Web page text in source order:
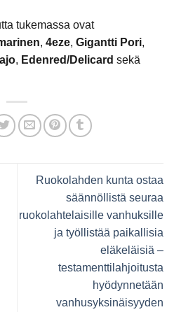
tukemassa ovat
, 4eze, Gigantti Pori,
, Edenred/Delicard sekä
Ruokolahden kunta ostaa
säännöllistä seuraa
ruokolahtelaisille vanhuksille
ja työllistää paikallisia
eläkeläisiä –
testamenttilahjoitusta
hyödynnetään
vanhusyksinäisyyden